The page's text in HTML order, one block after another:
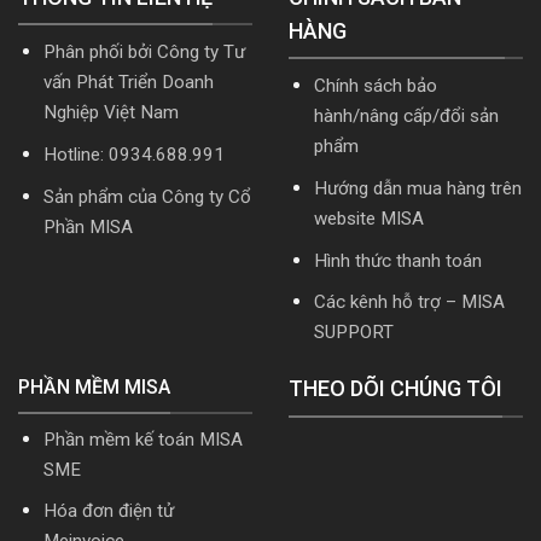
nhất
2026
nhật
TT99/2025
Download
Phân phối bởi Công ty Tư
vấn Phát Triển Doanh
Nghiệp Việt Nam
Hotline: 0934.688.991
Sản phẩm của Công ty Cổ
Phần MISA
HÀNG
Chính sách bảo
hành/nâng cấp/đổi sản
phẩm
Hướng dẫn mua hàng trên
website MISA
Hình thức thanh toán
Các kênh hỗ trợ – MISA
SUPPORT
PHẦN MỀM MISA
Phần mềm kế toán MISA
SME
Hóa đơn điện tử
THEO DÕI CHÚNG TÔI